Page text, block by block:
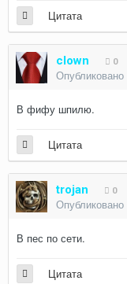
Цитата
clown 0
Опубликовано
В фифу шпилю.
Цитата
trojan 0
Опубликовано
В пес по сети.
Цитата